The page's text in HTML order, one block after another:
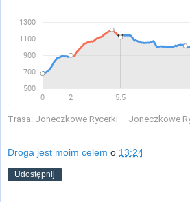
Trasa: Joneczkowe Rycerki – Joneczkowe
Droga jest moim celem o 13:24
Udostępnij